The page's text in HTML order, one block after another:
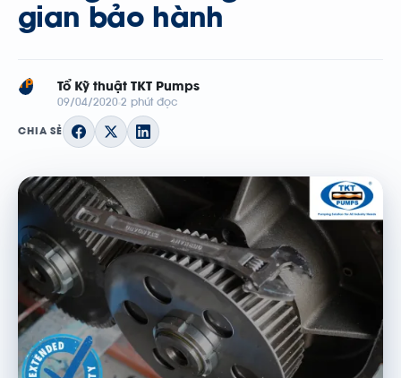
gian bảo hành
TP Tổ Kỹ thuật TKT Pumps
09/04/2020 2 phút đọc
CHIA SẺ